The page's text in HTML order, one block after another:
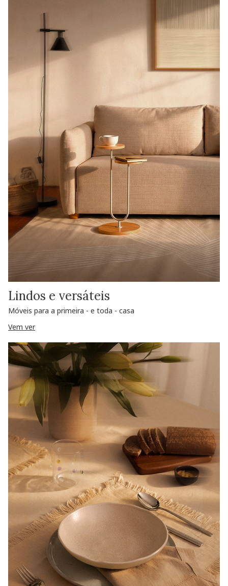
Lindos e versáteis
Móveis para a primeira - e toda - casa
Vem ver